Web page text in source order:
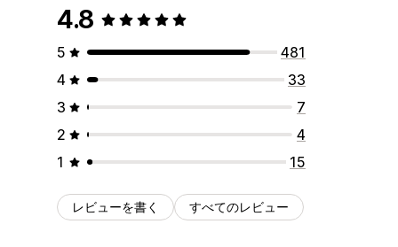
4.8
5
481
4
33
3
7
2
4
1
15
レビューを書く すべてのレビュー